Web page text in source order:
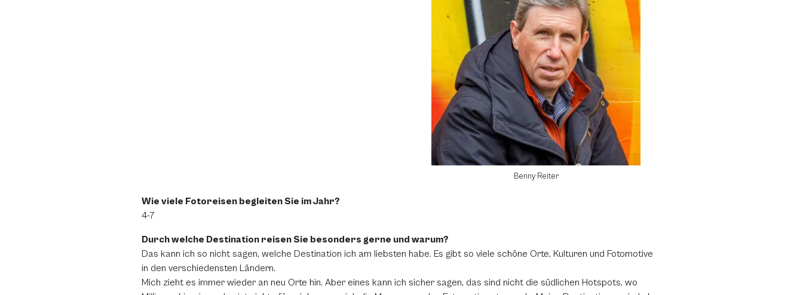
Benny Reiter
Wie viele Fotoreisen begleiten Sie im Jahr?
4-7
Durch welche Destination reisen Sie besonders gerne und warum?
Das kann ich so nicht sagen, welche Destination ich am liebsten habe. Es gibt so viele schöne Orte, Kulturen und Fotomotive
in den verschiedensten Ländern.
Mich zieht es immer wieder an neu Orte hin. Aber eines kann ich sicher sagen, das sind nicht die südlichen Hotspots, wo